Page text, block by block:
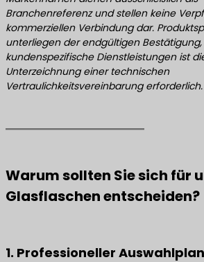
Branchenreferenz und stellen keine
kommerziellen Verbindung dar.
unterliegen der endgültigen
kundenspezifische Dienstleistungen ist
Unterzeichnung einer technischen
Vertraulichkeitsvereinbarung erforderlich.
Warum sollten Sie sich für
Glasflaschen entscheiden?
1. Professioneller